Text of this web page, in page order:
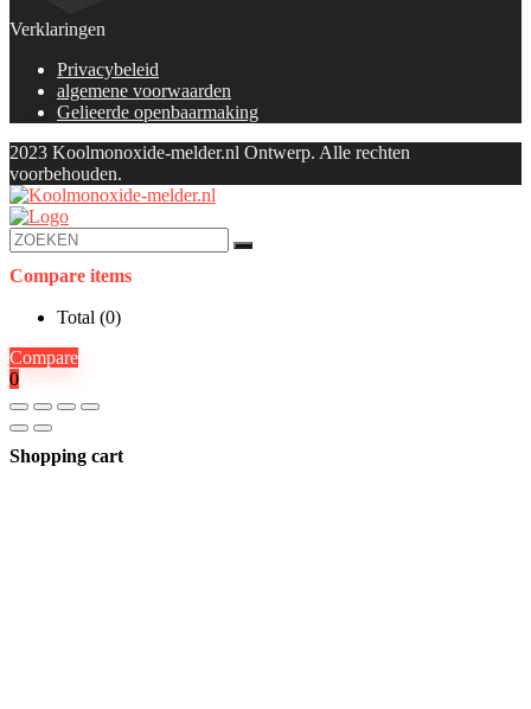
Verklaringen
Privacybeleid
algemene voorwaarden
Gelieerde openbaarmaking
2023 Koolmonoxide-melder.nl Ontwerp. Alle rechten
voorbehouden.
Compare items
Total (0)
Compare
0
Shopping cart